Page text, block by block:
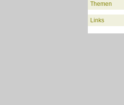
Themen
Links